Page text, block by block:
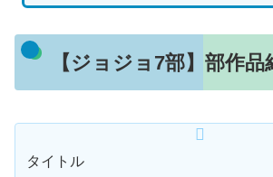
【ジョジョ7部】部作品
タイトル